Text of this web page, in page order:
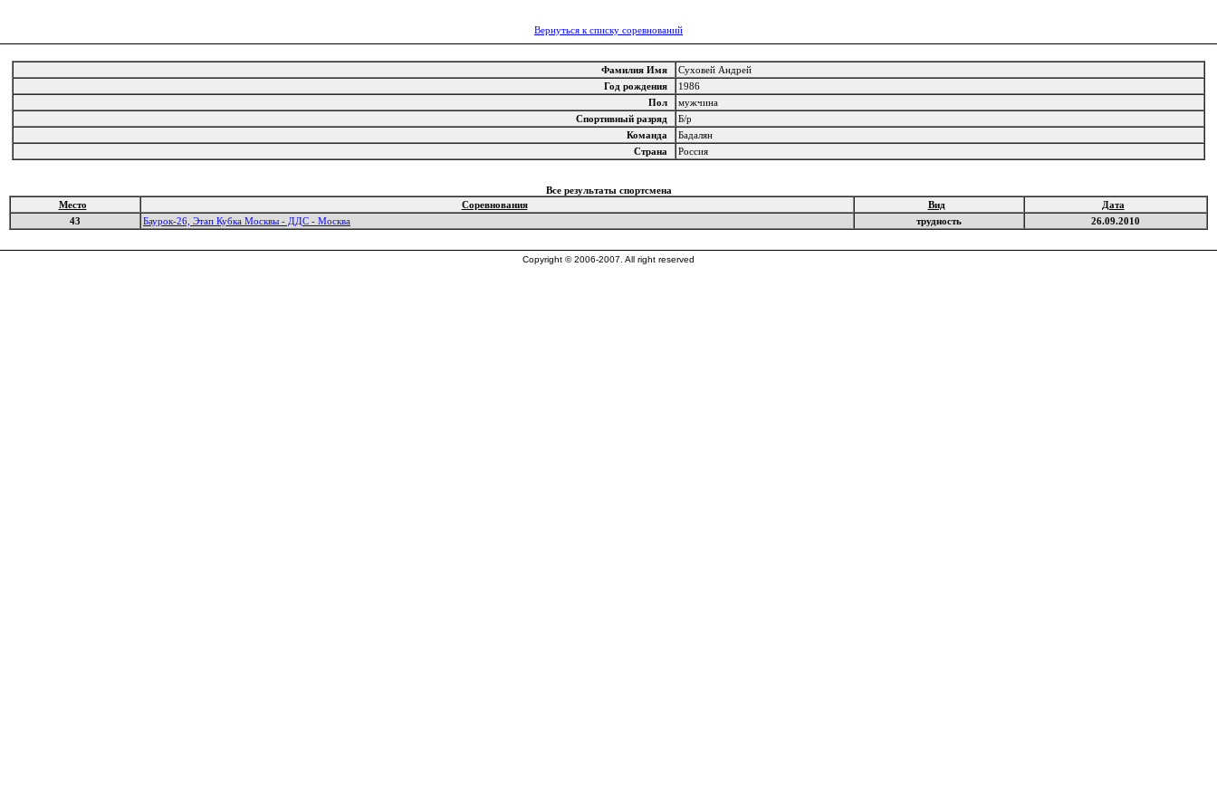
Вернуться к списку соревнований
Фамилия Имя
Суховей Андрей
Год рождения
1986
Пол
мужчина
Спортивный разряд
Б/р
Команда
Бадалян
Страна
Россия
Все результаты спортсмена
Место
Соревнования Вид
Дата
43
Баурок-26, Этап Кубка Москвы - ДДС - Москва трудность 26.09.2010
Copyright © 2006-2007. All right reserved